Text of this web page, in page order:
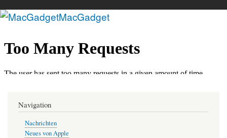
MacGadget
Navigation
Nachrichten
Neues von Apple